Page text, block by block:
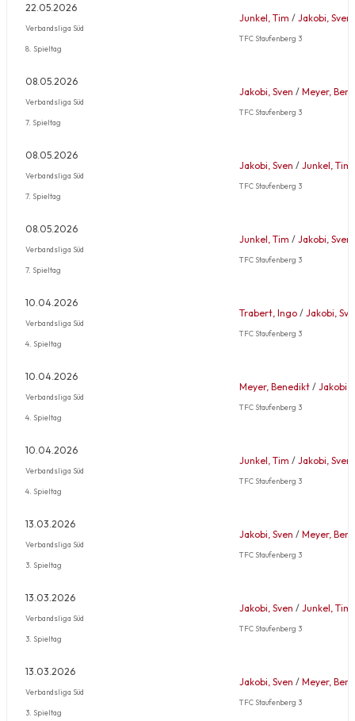
22.05.2026
Verbandsliga Süd
8. Spieltag
Junkel, Tim / Jakobi, Sven
TFC Staufenberg 3
08.05.2026
Verbandsliga Süd
7. Spieltag
Jakobi, Sven / Meyer,
TFC Staufenberg 3
08.05.2026
Verbandsliga Süd
7. Spieltag
Jakobi, Sven / Junkel, Tim
TFC Staufenberg 3
08.05.2026
Verbandsliga Süd
7. Spieltag
Junkel, Tim / Jakobi, Sven
TFC Staufenberg 3
10.04.2026
Verbandsliga Süd
4. Spieltag
Trabert, Ingo / Jakobi,
TFC Staufenberg 3
10.04.2026
Verbandsliga Süd
4. Spieltag
Meyer, Benedikt / Jakobi,
TFC Staufenberg 3
10.04.2026
Verbandsliga Süd
4. Spieltag
Junkel, Tim / Jakobi, Sven
TFC Staufenberg 3
13.03.2026
Verbandsliga Süd
3. Spieltag
Jakobi, Sven / Meyer,
TFC Staufenberg 3
13.03.2026
Verbandsliga Süd
3. Spieltag
Jakobi, Sven / Junkel, Tim
TFC Staufenberg 3
13.03.2026
Verbandsliga Süd
3. Spieltag
Jakobi, Sven / Meyer,
TFC Staufenberg 3